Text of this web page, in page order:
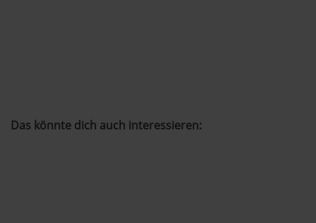
Das könnte dich auch interessieren: